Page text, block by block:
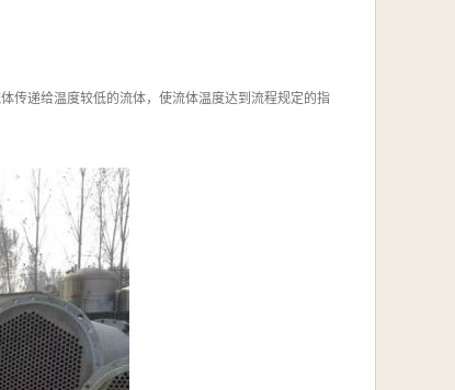
传递给温度较低的流体，使流体温度达到流程规定的指